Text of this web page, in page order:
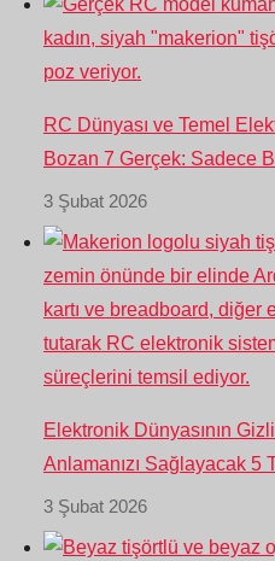
RC Dünyası ve Temel
Bozan 7 Gerçek: Sadece
3 Şubat 2026
Elektronik Dünyasının
Anlamanızı Sağlayacak 5
3 Şubat 2026